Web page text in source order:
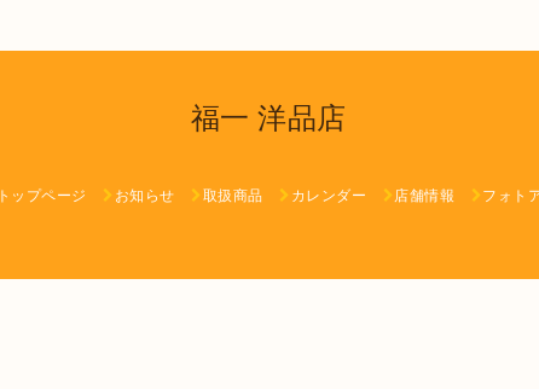
福一 洋品店
トップページ お知らせ 取扱商品 カレンダー 店舗情報 フォト